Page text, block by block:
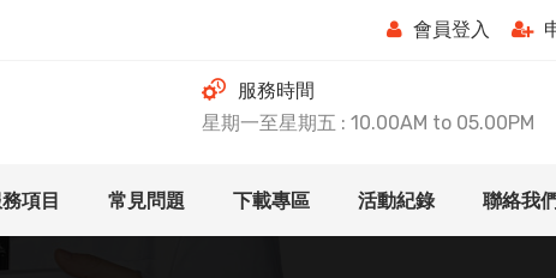
會員登入
服務時間
星期一至星期五 : 10.00AM to 05.00PM
項目 常見問題 下載專區 活動紀錄 聯絡我